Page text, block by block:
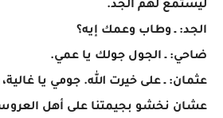
ليستمع لهم الجد.
الجد: ـ وطاب وعمك إيه؟
ضاحي: ـ الجول جولك يا عمي.
عثمان: ـ على خيرت الله. جومي يا غالية،
عشان نخشو بجيمتنا على أهل